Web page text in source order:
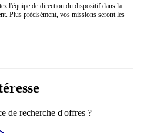
l'équipe de direction du dispositif dans la
Plus précisément, vos missions seront les
de recherche d'offres ?